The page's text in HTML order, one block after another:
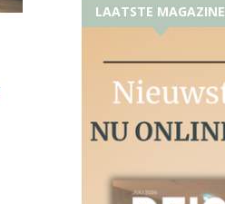
LAATSTE MAGAZINE